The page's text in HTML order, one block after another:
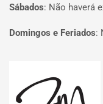
Sábados: Não haverá
Domingos e Feriados: